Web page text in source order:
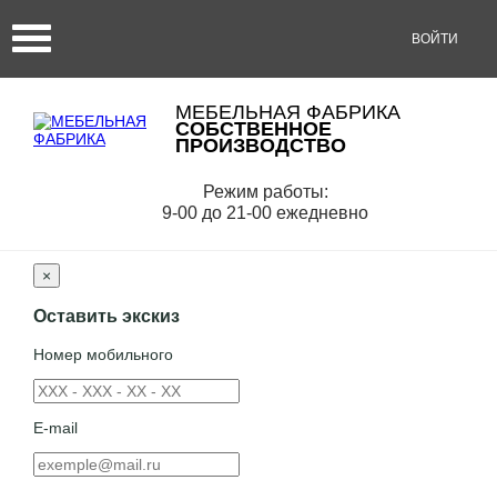
ВОЙТИ
МЕБЕЛЬНАЯ ФАБРИКА
СОБСТВЕННОЕ
ПРОИЗВОДСТВО
Режим работы:
9-00 до 21-00 ежедневно
×
Оставить экскиз
Номер мобильного
E-mail